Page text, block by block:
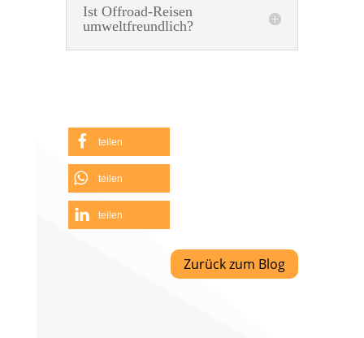
Ist Offroad-Reisen
umweltfreundlich?
teilen
teilen
teilen
Zurück zum Blog